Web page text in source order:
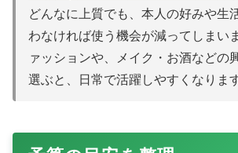
どんなに上質でも、本人の好みや生
わなければ使う機会が減ってしまい
ァッションや、メイク・お酒などの
選ぶと、日常で活躍しやすくなります